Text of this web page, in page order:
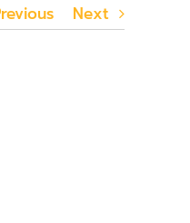
Next